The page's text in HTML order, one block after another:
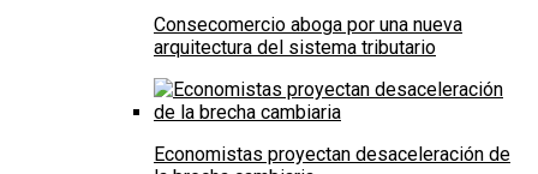
Consecomercio aboga por una nueva
arquitectura del sistema tributario
Economistas proyectan desaceleración de